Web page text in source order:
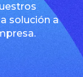
solución a